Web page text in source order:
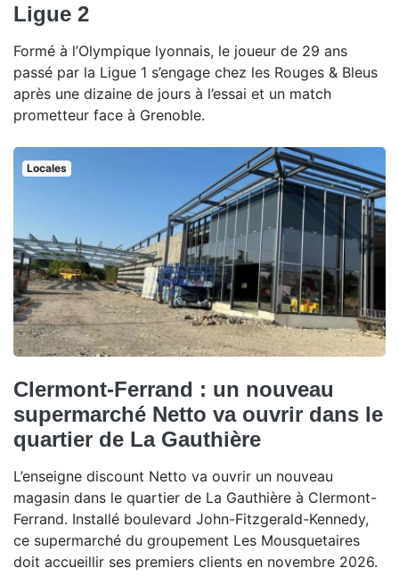
Ligue 2
Formé à l’Olympique lyonnais, le joueur de 29 ans
passé par la Ligue 1 s’engage chez les Rouges & Bleus
après une dizaine de jours à l’essai et un match
prometteur face à Grenoble.
Locales
Clermont-Ferrand : un nouveau
supermarché Netto va ouvrir dans le
quartier de La Gauthière
L’enseigne discount Netto va ouvrir un nouveau
magasin dans le quartier de La Gauthière à Clermont-
Ferrand. Installé boulevard John-Fitzgerald-Kennedy,
ce supermarché du groupement Les Mousquetaires
doit accueillir ses premiers clients en novembre 2026.